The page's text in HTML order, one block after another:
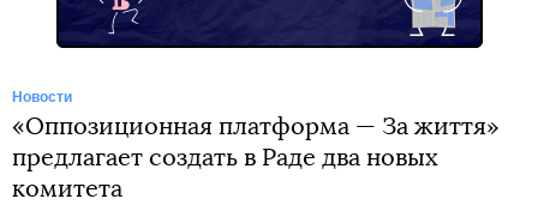
Новости
«Оппозиционная платформа — За життя»
предлагает создать в Раде два новых
комитета